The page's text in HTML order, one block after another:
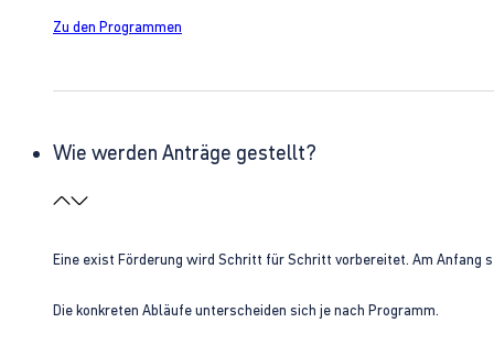
Zu den Programmen
Wie werden Anträge gestellt?
Eine exist Förderung wird Schritt für Schritt vorbereitet. Am Anfang
Die konkreten Abläufe unterscheiden sich je nach Programm.